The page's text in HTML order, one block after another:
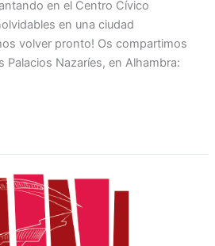
en el Centro Cívico
en una ciudad
volver pronto! Os compartimos
Palacios Nazaríes, en Alhambra: